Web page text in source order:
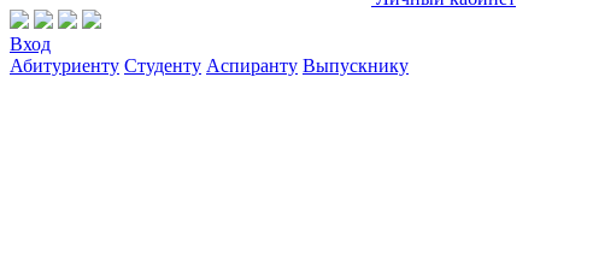
Вход
Абитуриенту Студенту Аспиранту Выпускнику